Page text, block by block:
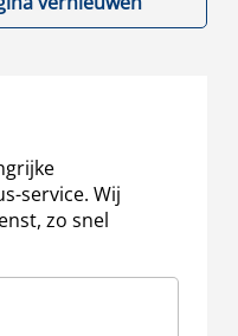
service. Wij
zo snel